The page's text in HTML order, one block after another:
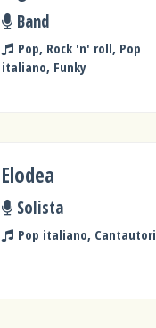
Band
Pop, Rock 'n' roll, Pop
italiano, Funky
Elodea
Solista
Pop italiano, Cantautori